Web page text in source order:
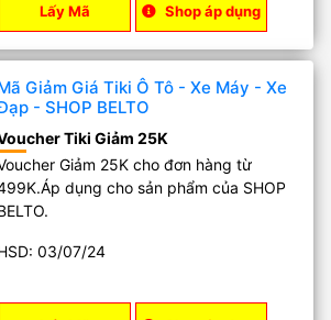
Lấy Mã Shop áp dụng
Giảm Giá Tiki Ô Tô - Xe Máy - Xe
- SHOP BELTO
Tiki Giảm 25K
Giảm 25K cho đơn hàng từ
dụng cho sản phẩm của SHOP
03/07/24